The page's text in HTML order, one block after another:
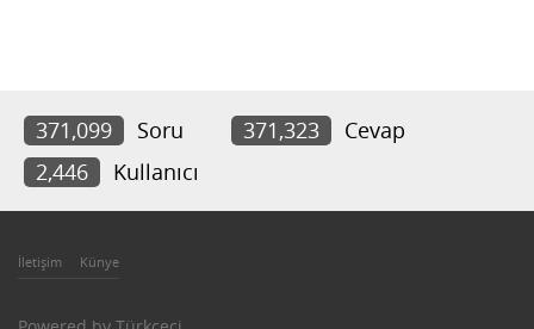
371,099 Soru 371,323
Cevap
2,446
Kullanıcı
İletişim Künye